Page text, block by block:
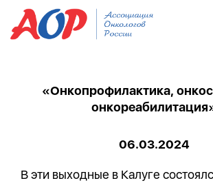
«Онкопрофилактика,
06.03.2024
В эти выходные в Калуге